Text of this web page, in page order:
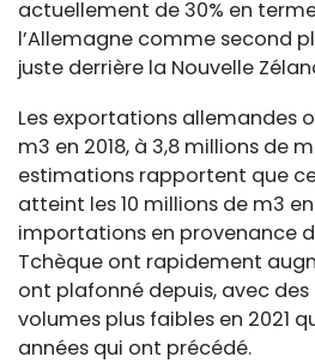
actuellement de 30% en
l’Allemagne comme second
juste derrière la Nouvelle
Les exportations allemandes
m3 en 2018, à 3,8 millions de
estimations rapportent que
atteint les 10 millions de m3 en
importations en provenance
Tchèque ont rapidement
ont plafonné depuis, avec
volumes plus faibles en 2021
années qui ont précédé.